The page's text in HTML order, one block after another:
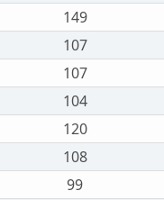
149
107
107
104
120
108
99